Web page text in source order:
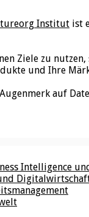
Institut ist
Ziele zu
und Ihre
auf
Intelligence